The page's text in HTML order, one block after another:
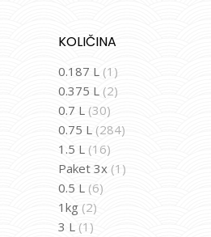
KOLIČINA
0.187 L (1)
0.375 L (2)
0.7 L (30)
0.75 L (284)
1.5 L (16)
Paket 3x (1)
0.5 L (6)
1kg (2)
3 L (1)